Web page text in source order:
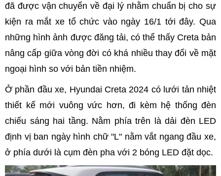
đã được vận chuyển về đại lý nhằm chuẩn bị cho sự
kiện ra mắt xe tổ chức vào ngày 16/1 tới đây. Qua
những hình ảnh được đăng tải, có thể thấy Creta bản
nâng cấp giữa vòng đời có khá nhiều thay đổi về mặt
ngoại hình so với bản tiền nhiệm.
Ở phần đầu xe, Hyundai Creta 2024 có lưới tản nhiệt
thiết kế mới vuông vức hơn, đi kèm hệ thống đèn
chiếu sáng hai tầng. Nằm phía trên là dải đèn LED
định vị ban ngày hình chữ "L" nằm vắt ngang đầu xe,
ở phía dưới là cụm đèn pha với 2 bóng LED đặt dọc.